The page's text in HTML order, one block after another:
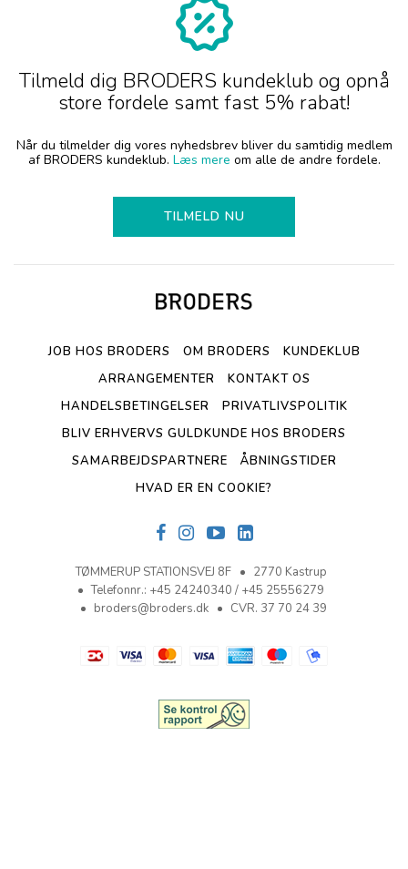
Tilmeld dig BRODERS kundeklub og opnå
store fordele samt fast 5% rabat!
Når du tilmelder dig vores nyhedsbrev bliver du samtidig medlem
af BRODERS kundeklub. Læs mere om alle de andre fordele.
TILMELD NU
JOB HOS BRODERS OM BRODERS
KUNDEKLUB
ARRANGEMENTER
KONTAKT OS
HANDELSBETINGELSER
PRIVATLIVSPOLITIK
BLIV ERHVERVS GULDKUNDE HOS BRODERS
SAMARBEJDSPARTNERE
ÅBNINGSTIDER
HVAD ER EN COOKIE?
TØMMERUP STATIONSVEJ 8F
2770 Kastrup
Telefonnr.: +45 24240340 / +45 25556279
broders@broders.dk
CVR. 37 70 24 39